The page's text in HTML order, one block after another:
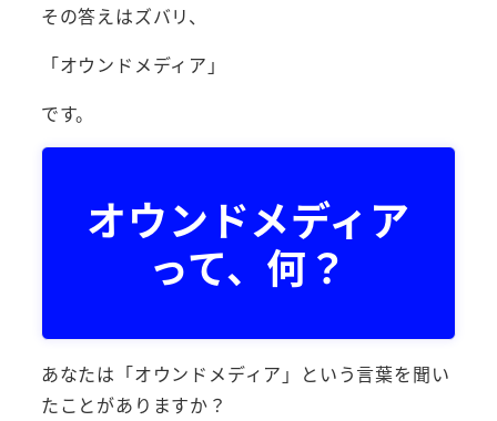
その答えはズバリ、
「オウンドメディア」
です。
オウンドメディア
って、何？
あなたは「オウンドメディア」という言葉を聞い
たことがありますか？